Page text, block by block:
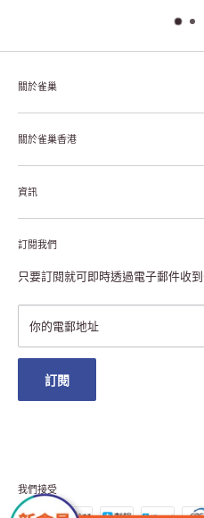
關於雀巢
雀巢集團起源於1866年的瑞士，目
幸福生活」企業。雀巢的目標是「
關於雀巢香港
關於雀巢香港
雀巢香港創造共享價值
聯絡我們
私隱聲明
註冊NESCAFÉ® Dolce Gusto®咖啡機
資訊
付款及送貨
退貨或更換
常見問題
雀巢會員獎賞
澳門地區送貨
訂閱我們
只要訂閱就可即時透過電子郵件收
你的電郵地址
訂閱
我們接受